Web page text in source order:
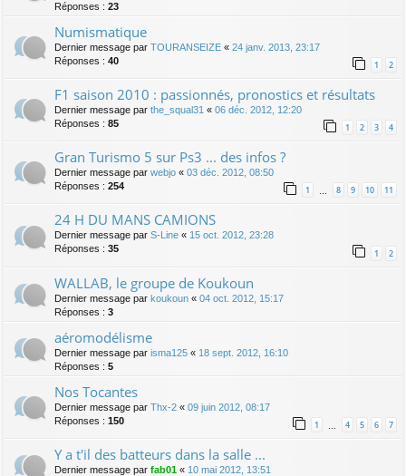
Réponses : 23
Numismatique
Dernier message par TOURANSEIZE « 24 janv. 2013, 23:17
Réponses : 40 1 2
F1 saison 2010 : passionnés, pronostics et résultats
Dernier message par the_squal31 « 06 déc. 2012, 12:20
Réponses : 85 1 2 3 4
Gran Turismo 5 sur Ps3 ... des infos ?
Dernier message par webjo « 03 déc. 2012, 08:50
Réponses : 254 1 … 8 9 10 11
24 H DU MANS CAMIONS
Dernier message par S-Line « 15 oct. 2012, 23:28
Réponses : 35 1 2
WALLAB, le groupe de Koukoun
Dernier message par koukoun « 04 oct. 2012, 15:17
Réponses : 3
aéromodélisme
Dernier message par isma125 « 18 sept. 2012, 16:10
Réponses : 5
Nos Tocantes
Dernier message par Thx-2 « 09 juin 2012, 08:17
Réponses : 150 1 4 5 6 7
Y a t'il des batteurs dans la salle ...
Dernier message par fab01 « 10 mai 2012, 13:51